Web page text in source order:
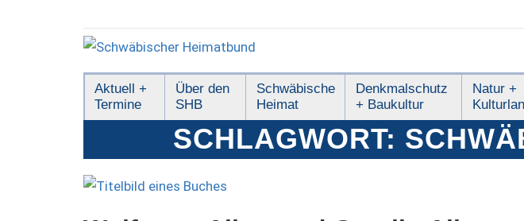
Schwäbischer
Heimatbund
Aktuell +
Termine
Über den
SHB
Schwäbische
Heimat
Denkmalschutz
+ Baukultur
Natur +
SCHLAGWORT: